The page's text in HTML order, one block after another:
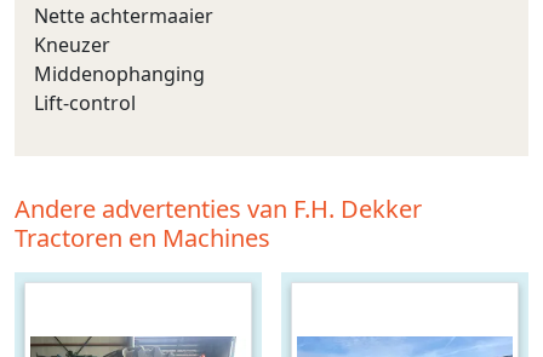
Nette achtermaaier
Kneuzer
Middenophanging
Lift-control
Andere advertenties van F.H. Dekker
Tractoren en Machines